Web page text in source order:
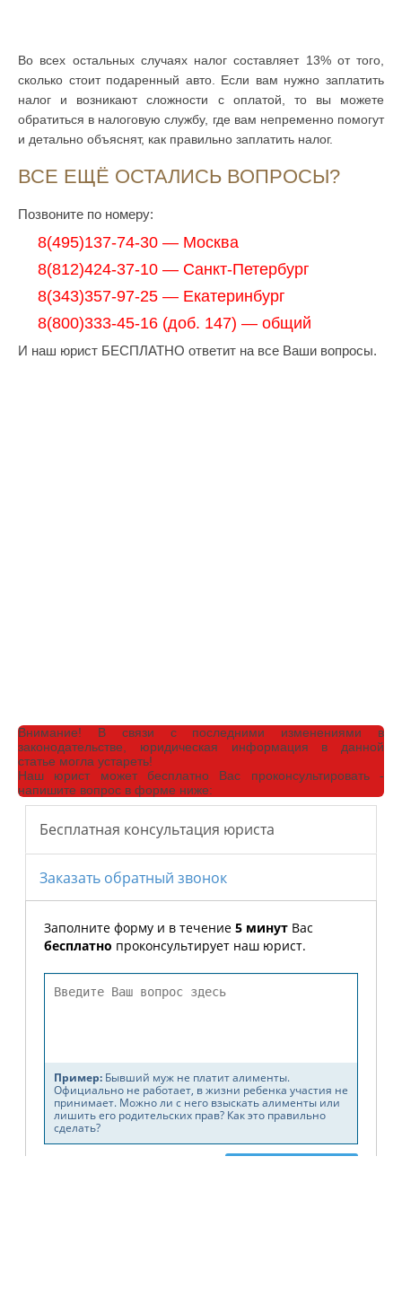
Во всех остальных случаях налог составляет 13% от того,
сколько стоит подаренный авто. Если вам нужно заплатить
налог и возникают сложности с оплатой, то вы можете
обратиться в налоговую службу, где вам непременно помогут
и детально объяснят, как правильно заплатить налог.
ВСЕ ЕЩЁ ОСТАЛИСЬ ВОПРОСЫ?
Позвоните по номеру:
8(495)137-74-30 — Москва
8(812)424-37-10 — Санкт-Петербург
8(343)357-97-25 — Екатеринбург
8(800)333-45-16 (доб. 147) — общий
И наш юрист БЕСПЛАТНО ответит на все Ваши вопросы.
Внимание! В связи с последними изменениями в
законодательстве, юридическая информация в данной
статье могла устареть!
Наш юрист может бесплатно Вас проконсультировать -
напишите вопрос в форме ниже: